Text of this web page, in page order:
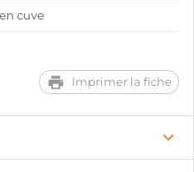
cuve
Imprimer la fiche